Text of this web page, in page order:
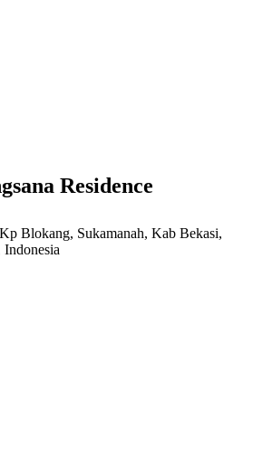
Residence
Blokang, Sukamanah, Kab Bekasi,
Indonesia